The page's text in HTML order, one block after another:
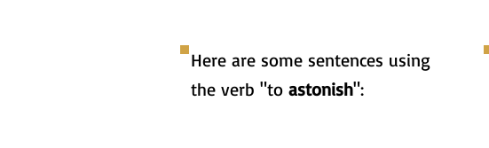
Here are some sentences using
the verb "to astonish":